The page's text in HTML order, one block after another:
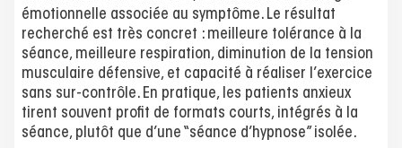
émotionnelle associée au symptôme. Le résultat
recherché est très concret : meilleure tolérance à la
séance, meilleure respiration, diminution de la tension
musculaire défensive, et capacité à réaliser l’exercice
sans sur-contrôle. En pratique, les patients anxieux
tirent souvent profit de formats courts, intégrés à la
séance, plutôt que d’une “séance d’hypnose” isolée.